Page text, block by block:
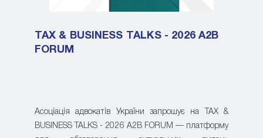
TAX & BUSINESS TALKS - 2026 A2B
FORUM
Асоціація адвокатів України запрошує на TAX &
BUSINESS TALKS - 2026 A2B FORUM — платформу